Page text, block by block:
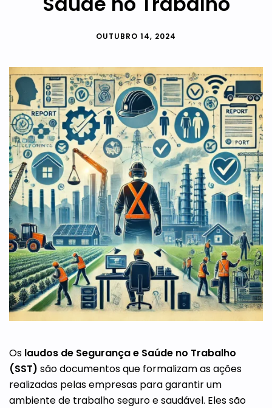
OUTUBRO 14, 2024
Os laudos de Segurança e Saúde no Trabalho
(SST) são documentos que formalizam as ações
realizadas pelas empresas para garantir um
ambiente de trabalho seguro e saudável. Eles são